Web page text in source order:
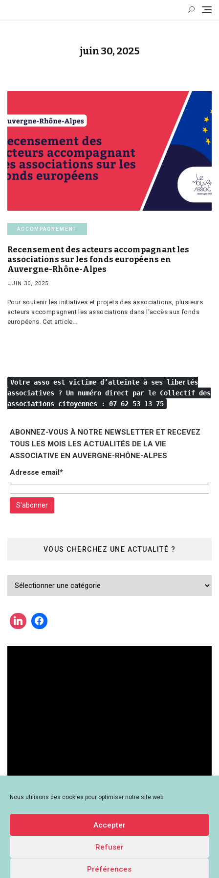
Nous utilisons des cookies pour optimiser notre site web.
Accepter
Refuser
Préférences
juin 30, 2025
ACCOMPAGNEMENT
Recensement des acteurs accompagnant les
associations sur les fonds européens en
Auvergne-Rhône-Alpes
JUIN 30, 2025
Pour soutenir les initiatives et projets des associations, plusieurs
acteurs accompagnent les associations dans l’accès aux fonds
européens. Cet article…
Votre asso est victime d’atteinte à ses libertés
associatives ? Un numéro direct par le Collectif des
associations citoyennes : 07 62 53 13 75
ABONNEZ-VOUS À NOTRE NEWSLETTER ET RECEVEZ
TOUS LES MOIS LES ACTUALITÉS DE LA VIE
ASSOCIATIVE EN AUVERGNE-RHÔNE-ALPES
Adresse email*
VOUS CHERCHEZ UNE ACTUALITÉ ?
Vous
actualité
?
légales